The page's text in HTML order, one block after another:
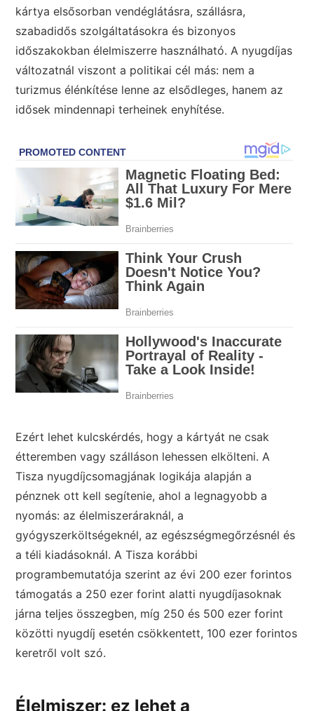
kártya elsősorban vendéglátásra, szállásra,
szabadidős szolgáltatásokra és bizonyos
időszakokban élelmiszerre használható. A nyugdíjas
változatnál viszont a politikai cél más: nem a
turizmus élénkítése lenne az elsődleges, hanem az
idősek mindennapi terheinek enyhítése.
Ezért lehet kulcskérdés, hogy a kártyát ne csak
étteremben vagy szálláson lehessen elkölteni. A
Tisza nyugdíjcsomagjának logikája alapján a
pénznek ott kell segítenie, ahol a legnagyobb a
nyomás: az élelmiszeráraknál, a
gyógyszerköltségeknél, az egészségmegőrzésnél és
a téli kiadásoknál. A Tisza korábbi
programbemutatója szerint az évi 200 ezer forintos
támogatás a 250 ezer forint alatti nyugdíjasoknak
járna teljes összegben, míg 250 és 500 ezer forint
közötti nyugdíj esetén csökkentett, 100 ezer forintos
keretről volt szó.
Élelmiszer: ez lehet a